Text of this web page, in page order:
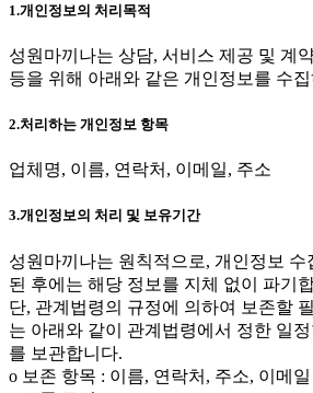
1.개인정보의 처리목적
성원마끼나는 상담, 서비스 제공 및 계
등을 위해 아래와 같은 개인정보를 수
2.처리하는 개인정보 항목
업체명, 이름, 연락처, 이메일, 주소
3.개인정보의 처리 및 보유기간
성원마끼나는 원칙적으로, 개인정보 수
된 후에는 해당 정보를 지체 없이 파기
단, 관계법령의 규정에 의하여 보존할
는 아래와 같이 관계법령에서 정한 일
를 보관합니다.
ο 보존 항목 : 이름, 연락처, 주소, 이메일